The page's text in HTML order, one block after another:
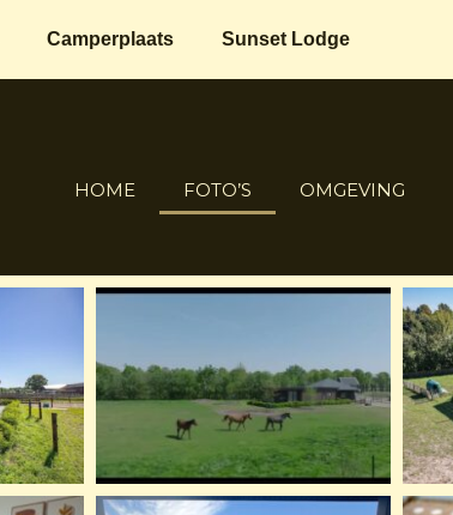
Camperplaats Sunset Lodge
HOME FOTO’S OMGEVING